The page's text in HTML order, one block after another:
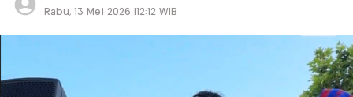
Rabu, 13 Mei 2026 |12:12 WIB